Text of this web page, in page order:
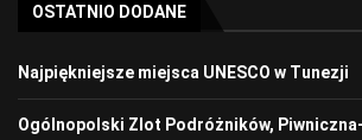
OSTATNIO DODANE
Najpiękniejsze miejsca UNESCO w Tunezji
Ogólnopolski Zlot Podróżników,